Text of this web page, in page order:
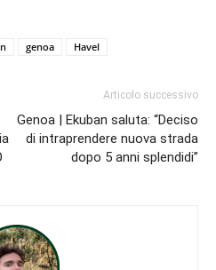
genoa Havel
Articolo successivo
Genoa | Ekuban saluta: “Deciso
di intraprendere nuova strada
dopo 5 anni splendidi”